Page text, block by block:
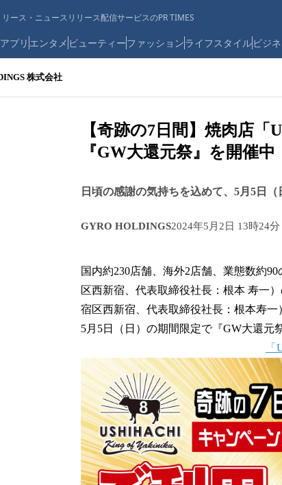
ース・ニュースリリース配信サービスのPR TIMES
アプリ エンタメ ビューティーファッションライフスタイルビジ
株式会社
【奇跡の7日間】焼肉店
『GW大還元祭』を開催中
日頃の感謝の気持ちを込めて、5月5日
GYRO HOLDINGS2024年5月2日 13時24分
国内約230店舗、海外2店舗、業態数約
区西新宿、代表取締役社長：根本 寿一
宿区西新宿、代表取締役社長：根本寿
5月5日（日）の期間限定で『GW大還元